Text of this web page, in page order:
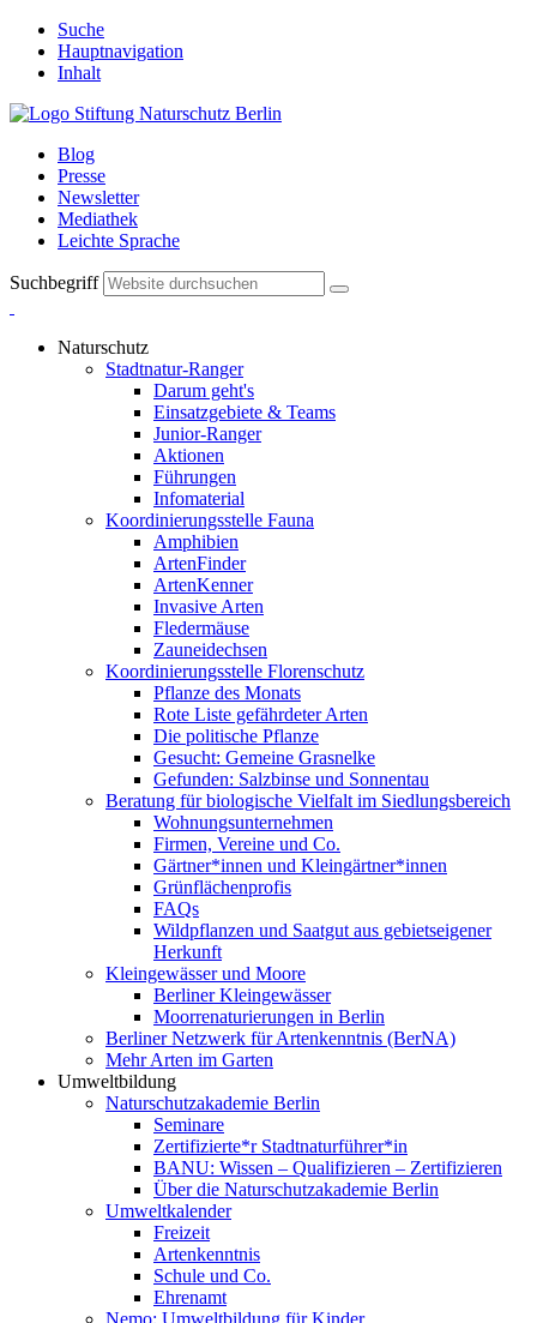
Suche
Hauptnavigation
Inhalt
Blog
Presse
Newsletter
Mediathek
Leichte Sprache
Suchbegriff
Naturschutz
Stadtnatur-Ranger
Darum geht's
Einsatzgebiete & Teams
Junior-Ranger
Aktionen
Führungen
Infomaterial
Koordinierungsstelle Fauna
Amphibien
ArtenFinder
ArtenKenner
Invasive Arten
Fledermäuse
Zauneidechsen
Koordinierungsstelle Florenschutz
Pflanze des Monats
Rote Liste gefährdeter Arten
Die politische Pflanze
Gesucht: Gemeine Grasnelke
Gefunden: Salzbinse und Sonnentau
Beratung für biologische Vielfalt im Siedlungsbereich
Wohnungsunternehmen
Firmen, Vereine und Co.
Gärtner*innen und Kleingärtner*innen
Grünflächenprofis
FAQs
Wildpflanzen und Saatgut aus gebietseigener
Herkunft
Kleingewässer und Moore
Berliner Kleingewässer
Moorrenaturierungen in Berlin
Berliner Netzwerk für Artenkenntnis (BerNA)
Mehr Arten im Garten
Umweltbildung
Naturschutzakademie Berlin
Seminare
Zertifizierte*r Stadtnaturführer*in
BANU: Wissen – Qualifizieren – Zertifizieren
Über die Naturschutzakademie Berlin
Umweltkalender
Freizeit
Artenkenntnis
Schule und Co.
Ehrenamt
Nemo: Umweltbildung für Kinder